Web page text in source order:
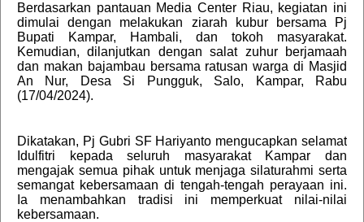
Berdasarkan pantauan Media Center Riau, kegiatan ini
dimulai dengan melakukan ziarah kubur bersama Pj
Bupati Kampar, Hambali, dan tokoh masyarakat.
Kemudian, dilanjutkan dengan salat zuhur berjamaah
dan makan bajambau bersama ratusan warga di Masjid
An Nur, Desa Si Pungguk, Salo, Kampar, Rabu
(17/04/2024).
Dikatakan, Pj Gubri SF Hariyanto mengucapkan selamat
Idulfitri kepada seluruh masyarakat Kampar dan
mengajak semua pihak untuk menjaga silaturahmi serta
semangat kebersamaan di tengah-tengah perayaan ini.
Ia menambahkan tradisi ini memperkuat nilai-nilai
kebersamaan.